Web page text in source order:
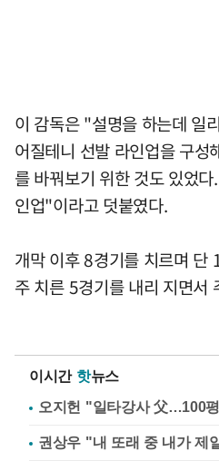
이 감독은 "설명을 하는데 일
어질테니 선발 라인업을 구
를 바꿔보기 위한 것도 있었
인업"이라고 덧붙였다.
개막 이후 8경기를 치르며 단
주 치른 5경기를 내리 지면서
이시간 핫뉴스
오지헌 "일타강사 父…100
권상우 "내 또래 중 내가 제